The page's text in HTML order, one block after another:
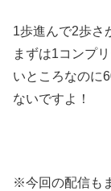
1歩進んで2歩さ
まずは1コンプ
いところなのに
ないですよ！
※今回の配信も